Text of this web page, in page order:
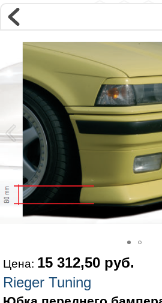
Магазин
Интернет-магазин �...
E36 (1991-1998)>Внешний
Цена: 15 312,50 руб.
Rieger Tuning
Наверх ▲
Наши
г. Москва,
ул Ярославская
Маршрут на Авто|
Телефон:
+7
График работы по
пн-пт 10:30-19:00,
Мы в соц